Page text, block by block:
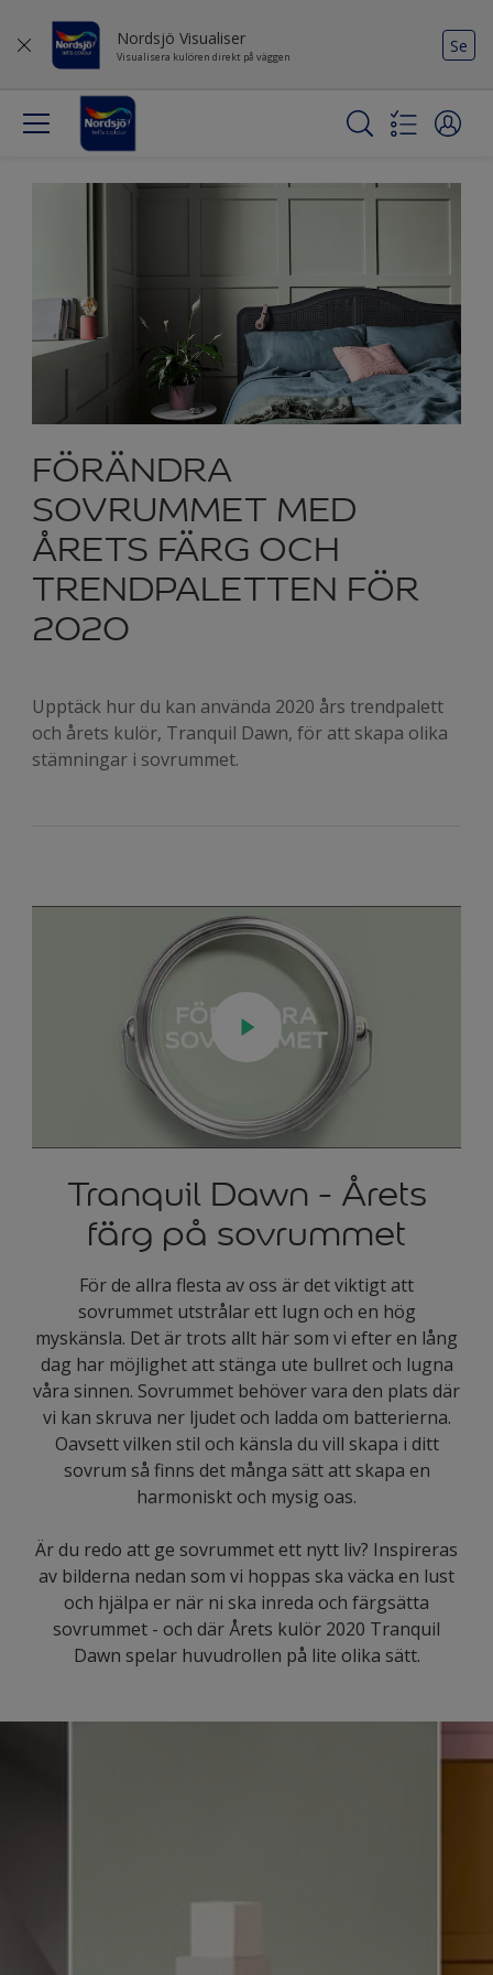
Nordsjö Visualiser
Visualisera kulören direkt på väggen
Se
FÖRÄNDRA
SOVRUMMET MED
ÅRETS FÄRG OCH
TRENDPALETTEN FÖR
2020
Upptäck hur du kan använda 2020 års trendpalett
och årets kulör, Tranquil Dawn, för att skapa olika
stämningar i sovrummet.
Tranquil Dawn - Årets
färg på sovrummet
För de allra flesta av oss är det viktigt att
sovrummet utstrålar ett lugn och en hög
myskänsla. Det är trots allt här som vi efter en lång
dag har möjlighet att stänga ute bullret och lugna
våra sinnen. Sovrummet behöver vara den plats där
vi kan skruva ner ljudet och ladda om batterierna.
Oavsett vilken stil och känsla du vill skapa i ditt
sovrum så finns det många sätt att skapa en
harmoniskt och mysig oas.
Är du redo att ge sovrummet ett nytt liv? Inspireras
av bilderna nedan som vi hoppas ska väcka en lust
och hjälpa er när ni ska inreda och färgsätta
sovrummet - och där Årets kulör 2020 Tranquil
Dawn spelar huvudrollen på lite olika sätt.